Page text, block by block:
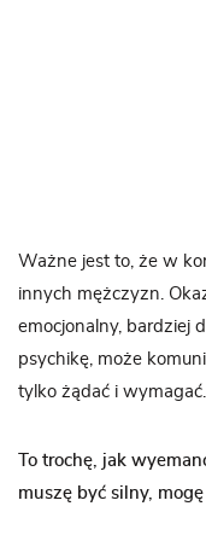
Ważne jest to, że w
innych mężczyzn.
emocjonalny, bardziej
psychikę, może
tylko żądać i wymagać.
To trochę, jak
muszę być silny,